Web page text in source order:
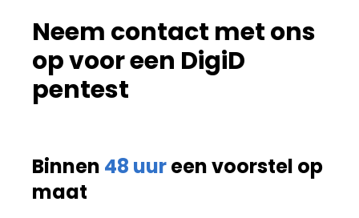
Neem contact met ons
op voor een DigiD
pentest
Binnen 48 uureen voorstel op
maat